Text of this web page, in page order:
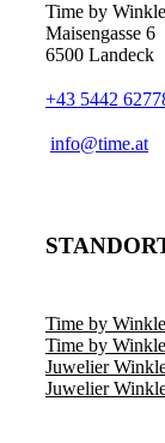
Time by
Maisengasse 6
6500 Landeck
+43 5442
­info@time.at
Time by
Time by
Juwelier
Juwelier